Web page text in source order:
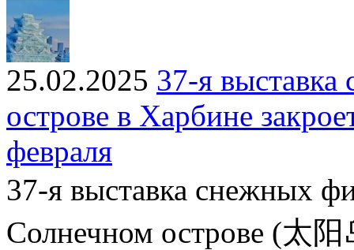
25.02.2025 37-я
острове в Харбине
февраля
37-я выставка снежных
Солнечном острове (太阳